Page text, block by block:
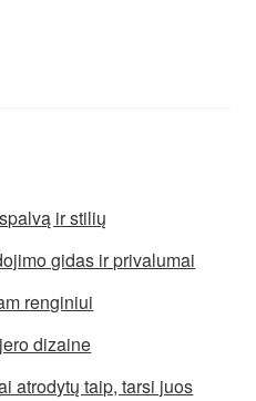
ir stilių
gidas ir privalumai
renginiui
dizaine
atrodytų taip, tarsi juos